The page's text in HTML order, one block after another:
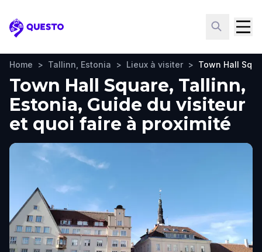
Questo
Home > Tallinn, Estonia > Lieux à visiter > Town Hall
Town Hall Square, Tallinn,
Estonia, Guide du visiteur
et quoi faire à proximité